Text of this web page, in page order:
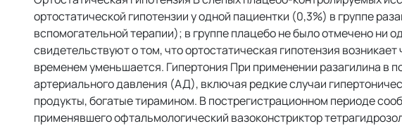
ортостатической гипотензии у одной пациентки (0,3%) в группе
вспомогательной терапии); в группе плацебо не было отмечено ни
свидетельствуют о том, что ортостатическая гипотензия
временем уменьшается. Гипертония При применении разагилина в
артериального давления (АД), включая редкие случаи
продукты, богатые тирамином. В пострегистрационном периоде
применявшего офтальмологический вазоконстриктор